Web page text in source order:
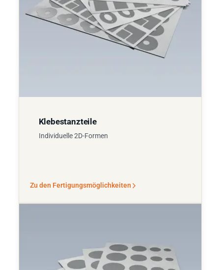
Klebestanzteile
Individuelle 2D-Formen
Zu den Fertigungsmöglichkeiten